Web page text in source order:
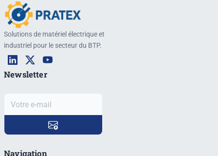
Solutions de matériel électrique et
industriel pour le secteur du BTP.
Navigation
Newsletter